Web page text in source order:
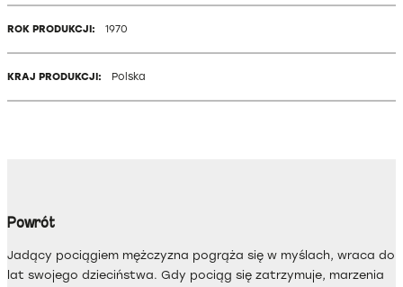
ROK PRODUKCJI: 1970
KRAJ PRODUKCJI: Polska
Powrót
Jadący pociągiem mężczyzna pogrąża się w myślach, wraca do
lat swojego dzieciństwa. Gdy pociąg się zatrzymuje, marzenia